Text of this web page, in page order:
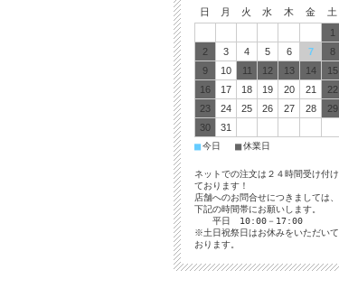
日 月 火 水 木 金
土
1
2
3 4 5 6 7
8
9
10 11 12 13 14
15
16
17 18 19 20 21
22
23
24 25 26 27 28
29
30
31
■今日 ■休業日
ネットでの注文は２４時間受け付け
ております！
店舗へのお問合せにつきましては、
下記の時間帯にお願いします。
平日 10:00－17:00
※土日祝祭日はお休みをいただいて
おります。